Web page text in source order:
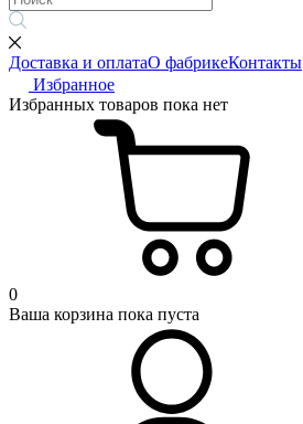
Доставка и оплатаО фабрикеКонтакты
Избранное
Избранных товаров пока нет
0
Ваша корзина пока пуста